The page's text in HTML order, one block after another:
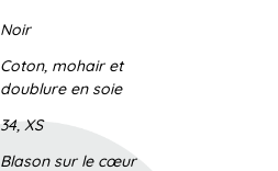
Noir
Coton, mohair et
doublure en soie
34, XS
Blason sur le cœur